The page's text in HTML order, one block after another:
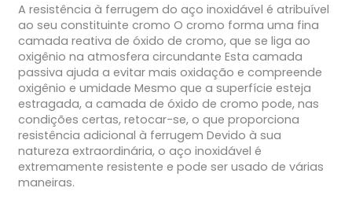
A resistência à ferrugem do aço inoxidável é atribuível
ao seu constituinte cromo O cromo forma uma fina
camada reativa de óxido de cromo, que se liga ao
oxigênio na atmosfera circundante Esta camada
passiva ajuda a evitar mais oxidação e compreende
oxigênio e umidade Mesmo que a superfície esteja
estragada, a camada de óxido de cromo pode, nas
condições certas, retocar-se, o que proporciona
resistência adicional à ferrugem Devido à sua
natureza extraordinária, o aço inoxidável é
extremamente resistente e pode ser usado de várias
maneiras.